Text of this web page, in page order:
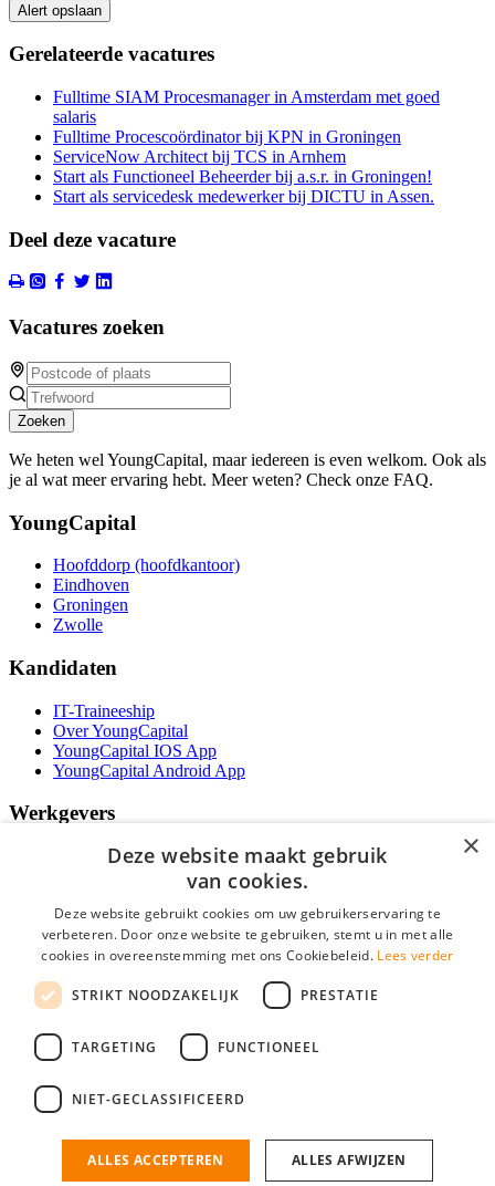
Alert opslaan
Gerelateerde vacatures
Fulltime SIAM Procesmanager in Amsterdam met goed
salaris
Fulltime Procescoördinator bij KPN in Groningen
ServiceNow Architect bij TCS in Arnhem
Start als Functioneel Beheerder bij a.s.r. in Groningen!
Start als servicedesk medewerker bij DICTU in Assen.
Deel deze vacature
Vacatures zoeken
Zoeken
We heten wel YoungCapital, maar iedereen is even welkom. Ook als
je al wat meer ervaring hebt. Meer weten? Check onze FAQ.
YoungCapital
Hoofddorp (hoofdkantoor)
Eindhoven
Groningen
Zwolle
Kandidaten
IT-Traineeship
Over YoungCapital
YoungCapital IOS App
YoungCapital Android App
Werkgevers
Het concept
Contractvormen
Brochure aanvragen
Vacature aanmelden
F.A.Q.
Partners
Social
IT Vacatures is onderdeel van YoungCapital • © 2026 • KvK nr: 34199416 •
×
Deze website maakt gebruik
van cookies.
Deze website gebruikt cookies om uw gebruikerservaring te
verbeteren. Door onze website te gebruiken, stemt u in met alle
cookies in overeenstemming met ons Cookiebeleid. Lees verder
STRIKT NOODZAKELIJK PRESTATIE
TARGETING FUNCTIONEEL
NIET-GECLASSIFICEERD
ALLES ACCEPTEREN ALLES AFWIJZEN